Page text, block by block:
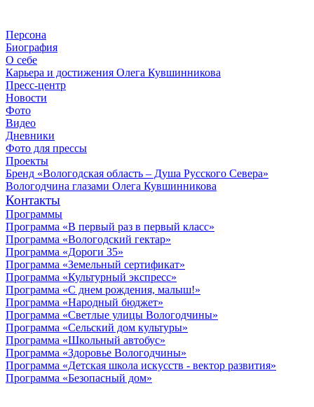
Персона
Биография
О себе
Карьера и достижения Олега Кувшинникова
Пресс-центр
Новости
Фото
Видео
Дневники
Фото для прессы
Проекты
Бренд «Вологодская область – Душа Русского Севера»
Вологодчина глазами Олега Кувшинникова
Контакты
Программы
Программа «В первый раз в первый класс»
Программа «Вологодский гектар»
Программа «Дороги 35»
Программа «Земельный сертификат»
Программа «Культурный экспресс»
Программа «С днем рождения, малыш!»
Программа «Народный бюджет»
Программа «Светлые улицы Вологодчины»
Программа «Сельский дом культуры»
Программа «Школьный автобус»
Программа «Здоровье Вологодчины»
Программа «Детская школа искусств - вектор развития»
Программа «Безопасный дом»